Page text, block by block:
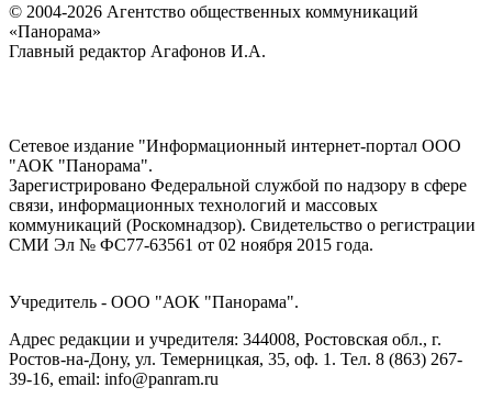
© 2004-2026 Агентство общественных коммуникаций
«Панорама»
Главный редактор Агафонов И.А.
Сетевое издание "Информационный интернет-портал ООО
"АОК "Панорама".
Зарегистрировано Федеральной службой по надзору в сфере
связи, информационных технологий и массовых
коммуникаций (Роскомнадзор). Cвидетельство о регистрации
СМИ Эл № ФС77-63561 от 02 ноября 2015 года.
Учредитель - ООО "АОК "Панорама".
Адрес редакции и учредителя: 344008, Ростовская обл., г.
Ростов-на-Дону, ул. Темерницкая, 35, оф. 1. Тел. 8 (863) 267-
39-16, email: info@panram.ru